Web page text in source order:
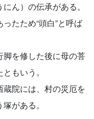
ん）の伝承がある。
たため“頭白”と呼ば
を修した後に母の菩
もいう。
院には、村の災厄を
がある。